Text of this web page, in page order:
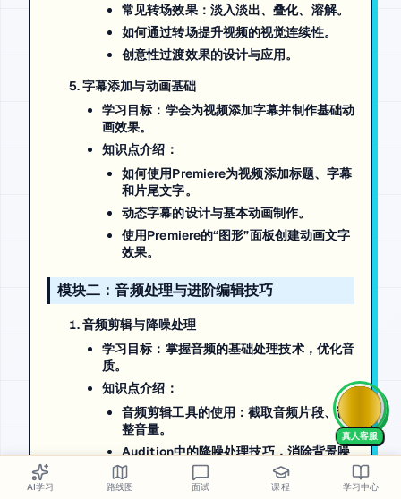
常见转场效果：淡入淡出、叠化、溶解。
如何通过转场提升视频的视觉连续性。
创意性过渡效果的设计与应用。
字幕添加与动画基础
学习目标 ：学会为视频添加字幕并制作基础动
画效果。
知识点介绍 ：
如何使用Premiere为视频添加标题、字幕
和片尾文字。
动态字幕的设计与基本动画制作。
使用Premiere的“图形”面板创建动画文字
效果。
模块二：音频处理与进阶编辑技巧
音频剪辑与降噪处理
学习目标 ：掌握音频的基础处理技术，优化音
质。
知识点介绍 ：
音频剪辑工具的使用：截取音频片段、调
整音量。
Audition中的降噪处理技巧，消除背景噪
音。
保持音频与视频的同步，音频调整技巧。
AI学习 路线图 面试 课程 学习中心
AI Tutor